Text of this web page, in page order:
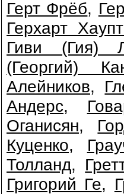
Герт Фрёб,
Герхарт
Гиви (Гия)
(Георгий)
Алейников,
Андерс,
Оганисян,
Куценко,
Толланд,
Григорий Ге,